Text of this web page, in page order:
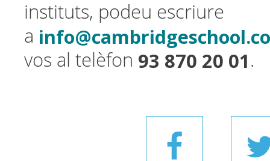
instituts, podeu escriure
a
vos al telèfon 93 870 20 01.